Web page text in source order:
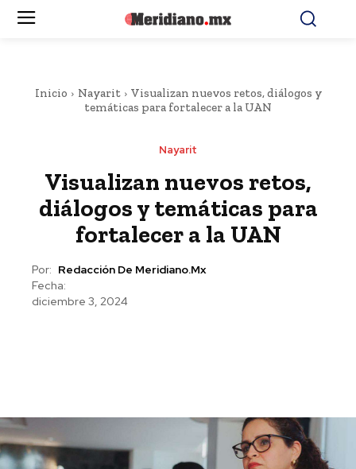
Inicio Nayarit
Visualizan nuevos retos, diálogos y
temáticas para fortalecer a la UAN
Nayarit
Visualizan nuevos retos,
diálogos y temáticas para
fortalecer a la UAN
Por: Redacción De Meridiano.mx
Fecha:
diciembre 3, 2024